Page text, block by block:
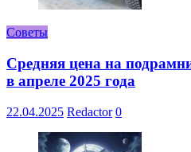
Советы
Средняя цена на
в апреле 2025 года
22.04.2025 Redactor 0